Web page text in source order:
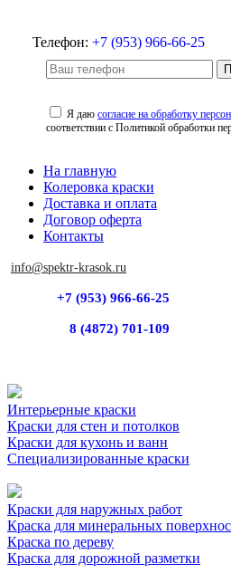
Телефон: +7 (953) 966-66-25
Я даюсогласие на обработку
соответствии с Политикой обработки
На главную
Колеровка краски
Доставка и оплата
Договор оферта
Контакты
info@spektr-krasok.ru
+7 (953) 966-66-25
8 (4872) 701-109
Интерьерные краски
Краски для стен и потолков
Краски для кухонь и ванн
Специализированные краски
Краски для наружных работ
Краска для минеральных
Краска по дереву
Краска для дорожной разметки